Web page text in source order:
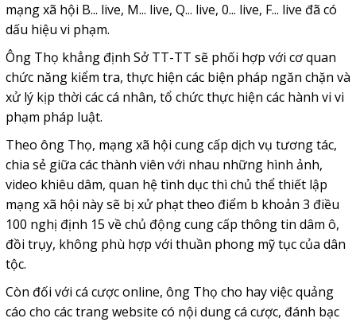
mạng xã hội B... live, M... live, Q... live, 0... live, F... live đã có
dấu hiệu vi phạm.
Ông Thọ khẳng định Sở TT-TT sẽ phối hợp với cơ quan
chức năng kiểm tra, thực hiện các biện pháp ngăn chặn và
xử lý kịp thời các cá nhân, tổ chức thực hiện các hành vi vi
phạm pháp luật.
Theo ông Thọ, mạng xã hội cung cấp dịch vụ tương tác,
chia sẻ giữa các thành viên với nhau những hình ảnh,
video khiêu dâm, quan hệ tình dục thì chủ thể thiết lập
mạng xã hội này sẽ bị xử phạt theo điểm b khoản 3 điều
100 nghị định 15 về chủ động cung cấp thông tin dâm ô,
đồi trụy, không phù hợp với thuần phong mỹ tục của dân
tộc.
Còn đối với cá cược online, ông Thọ cho hay việc quảng
cáo cho các trang website có nội dung cá cược, đánh bạc